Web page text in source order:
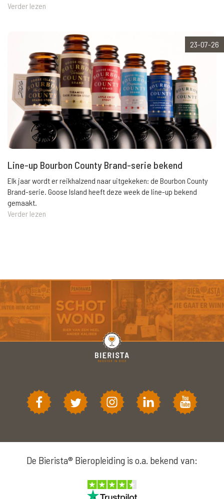
Verder lezen
23-07-26
Line-up Bourbon County Brand-serie bekend
Elk jaar wordt er reikhalzend naar uitgekeken: de Bourbon County
Brand-serie. Goose Island heeft deze week de line-up bekend
gemaakt.
Verder lezen
De Bierista® Bieropleiding is o.a. bekend van: